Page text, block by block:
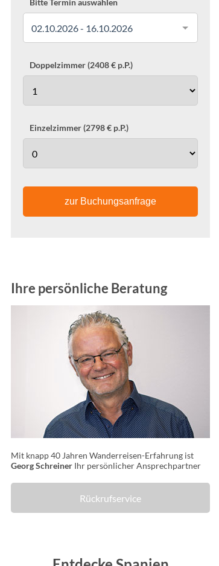
Bitte Termin auswählen
02.10.2026 - 16.10.2026
Doppelzimmer (2408 € p.P.)
Einzelzimmer (2798 € p.P.)
zur Buchungsanfrage
Ihre persönliche Beratung
Mit knapp 40 Jahren Wanderreisen-Erfahrung ist
Georg Schreiner Ihr persönlicher Ansprechpartner
Rückrufservice